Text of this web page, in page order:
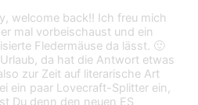
welcome back!! Ich freu mich
mal vorbeischaust und ein
Fledermäuse da lässt. 🙂
da hat die Antwort etwas
zur Zeit auf literarische Art
ein paar Lovecraft-Splitter ein,
Du denn den neuen ES